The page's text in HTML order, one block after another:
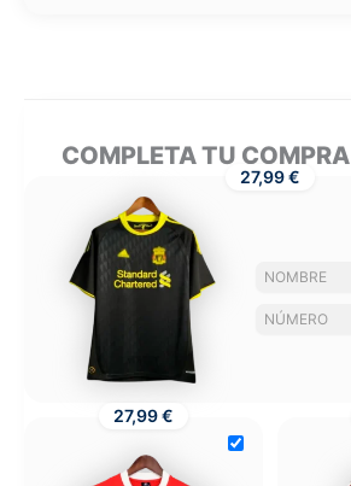
COMPLETA TU COMPRA
27,99 €
27,99 €